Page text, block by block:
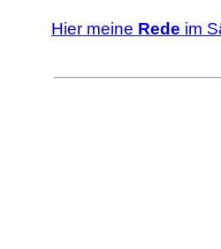
Hier meine Rede im